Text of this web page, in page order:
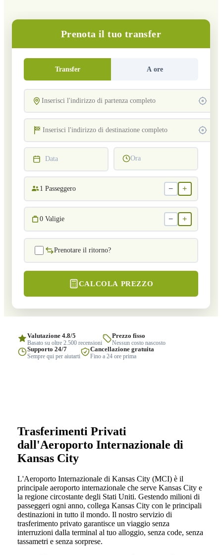
Prenota il tuo transfer
Transfer A ore
Data Ora
1 Passeggero − +
0 Valigie − +
Prenotare il ritorno?
CALCOLA PREZZO
Valutazione 4.8/5
Basato su oltre 2.500 recensioni
Prezzo fisso
Nessun costo nascosto
Supporto 24/7
Sempre qui per aiutarti
Cancellazione gratuita
Fino a 24 ore prima
Trasferimenti Privati
dall'Aeroporto Internazionale di
Kansas City
L'Aeroporto Internazionale di Kansas City (MCI) è il
principale aeroporto internazionale che serve Kansas City e
la regione circostante degli Stati Uniti. Gestendo milioni di
passeggeri ogni anno, collega Kansas City con le principali
destinazioni in tutto il mondo. Il nostro servizio di
trasferimento privato garantisce un viaggio senza
interruzioni dalla terminal al tuo alloggio, senza code, senza
tassametri e senza sorprese.